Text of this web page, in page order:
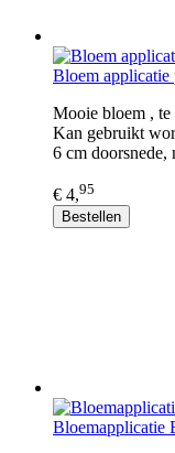
Bloem applicatie
Mooie bloem , te
Kan gebruikt
6 cm doorsnede,
€ 4,95
Bestellen
Bloemapplicatie